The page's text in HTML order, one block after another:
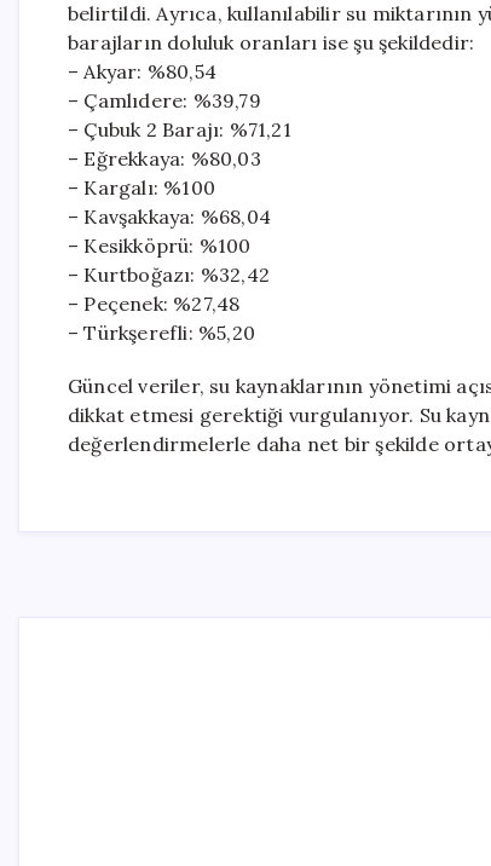
belirtildi. Ayrıca, kullanılabilir su miktarının
barajların doluluk oranları ise şu şekildedir:
– Akyar: %80,54
– Çamlıdere: %39,79
– Çubuk 2 Barajı: %71,21
– Eğrekkaya: %80,03
– Kargalı: %100
– Kavşakkaya: %68,04
– Kesikköprü: %100
– Kurtboğazı: %32,42
– Peçenek: %27,48
– Türkşerefli: %5,20
Güncel veriler, su kaynaklarının yönetimi
dikkat etmesi gerektiği vurgulanıyor. Su
değerlendirmelerle daha net bir şekilde